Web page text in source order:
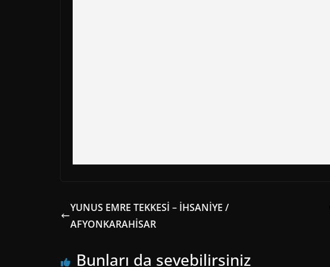
YUNUS EMRE TEKKESİ – İHSANİYE /
AFYONKARAHİSAR
Bunları da sevebilirsiniz